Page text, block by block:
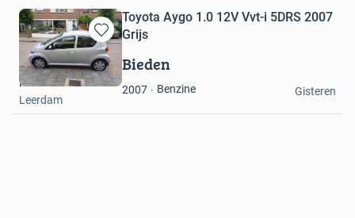
Bewaren
in
Mijn
Favorieten
Toyota Aygo 1.0 12V Vvt-i 5DRS 2007
Grijs
Bieden
2007 Benzine
Martin
Leerdam
Gisteren